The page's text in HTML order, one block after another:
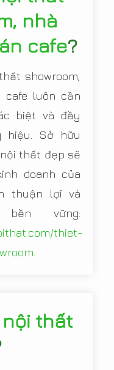
nhà
cafe?
showroom,
cafe luôn cần
biệt và đầy
hiệu. Sở hữu
thất đẹp sẽ
doanh của
thuận lợi và
vững:
thiet-
thất